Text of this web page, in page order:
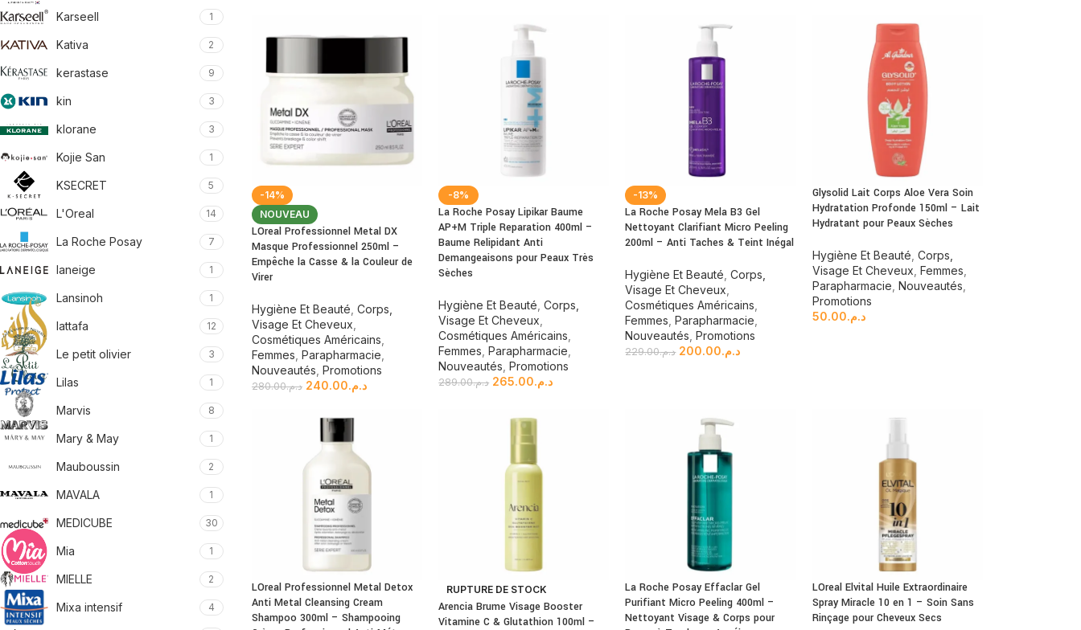
Karseell 1
Kativa 2
kerastase 9
kin 3
klorane 3
Kojie San 1
KSECRET 5
L'Oreal 14
La Roche Posay 7
laneige 1
Lansinoh 1
lattafa 12
Le petit olivier 3
Lilas 1
Marvis 8
Mary & May 1
Mauboussin 2
MAVALA 1
MEDICUBE 30
Mia 1
MIELLE 2
Mixa intensif 4
-14%
NOUVEAU
LOreal Professionnel Metal DX
Masque Professionnel 250ml –
Empêche la Casse & la Couleur de
Virer
Hygiène Et Beauté, Corps,
Visage Et Cheveux,
Cosmétiques Américains,
Femmes, Parapharmacie,
Nouveautés, Promotions
د.م.280.00 د.م.240.00
-8%
La Roche Posay Lipikar Baume
AP+M Triple Reparation 400ml –
Baume Relipidant Anti
Demangeaisons pour Peaux Très
Sèches
Hygiène Et Beauté, Corps,
Visage Et Cheveux,
Cosmétiques Américains,
Femmes, Parapharmacie,
Nouveautés, Promotions
د.م.289.00 د.م.265.00
-13%
La Roche Posay Mela B3 Gel
Nettoyant Clarifiant Micro Peeling
200ml – Anti Taches & Teint Inégal
Hygiène Et Beauté, Corps,
Visage Et Cheveux,
Cosmétiques Américains,
Femmes, Parapharmacie,
Nouveautés, Promotions
د.م.229.00 د.م.200.00
Glysolid Lait Corps Aloe Vera Soin
Hydratation Profonde 150ml – Lait
Hydratant pour Peaux Sèches
Hygiène Et Beauté, Corps,
Visage Et Cheveux, Femmes,
Parapharmacie, Nouveautés,
Promotions
د.م.50.00
LOreal Professionnel Metal Detox
Anti Metal Cleansing Cream
Shampoo 300ml – Shampooing
RUPTURE DE STOCK
Arencia Brume Visage Booster
Vitamine C & Glutathion 100ml –
La Roche Posay Effaclar Gel
Purifiant Micro Peeling 400ml –
Nettoyant Visage & Corps pour
LOreal Elvital Huile Extraordinaire
Spray Miracle 10 en 1 – Soin Sans
Rinçage pour Cheveux Secs